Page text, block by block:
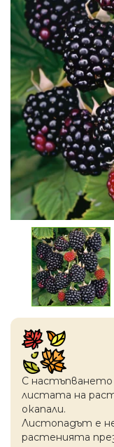
С настъпването
листата на
окапaли.
Листопадът е
растенията